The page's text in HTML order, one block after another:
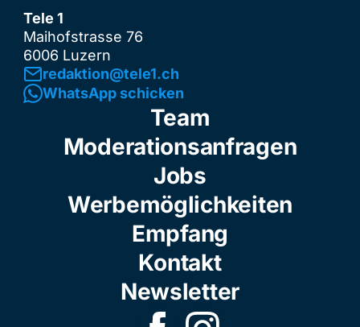
Tele 1
Maihofstrasse 76
6006 Luzern
redaktion@tele1.ch
WhatsApp schicken
Team
Moderationsanfragen
Jobs
Werbemöglichkeiten
Empfang
Kontakt
Newsletter